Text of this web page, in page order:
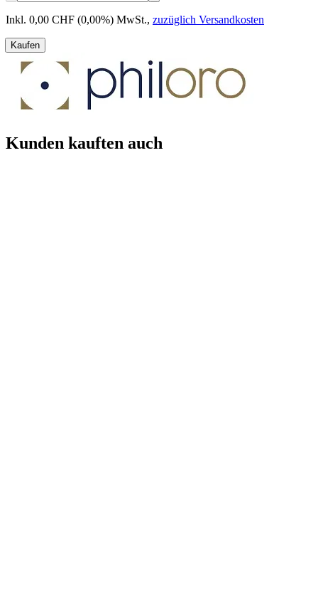
Inkl. 0,00 CHF (0,00%) MwSt., zuzüglich Versandkosten
Kaufen
Kunden kauften auch